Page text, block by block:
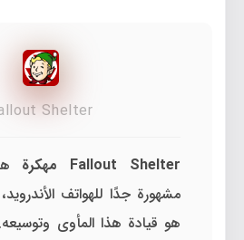
Shelter
Fallout Shelter مهكرة
مشهورة جدًا للهواتف
هو قيادة هذا المأوى